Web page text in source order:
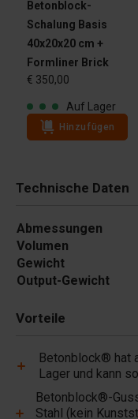
Betonblock-
Schalung Basis
40x20x20 cm +
Formliner Brick
€ 350,00
Auf Lager
Hinzufügen
Technische Daten
Abmessungen
Volumen
Gewicht
Output-Gewicht
Vorteile
Betonblock® hat
Lager und kann
Betonblock®-
Stahl (kein